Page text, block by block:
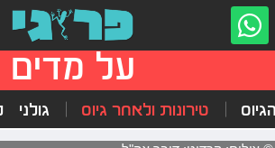
על מדים
טירונות ולאחר גיוס גולני